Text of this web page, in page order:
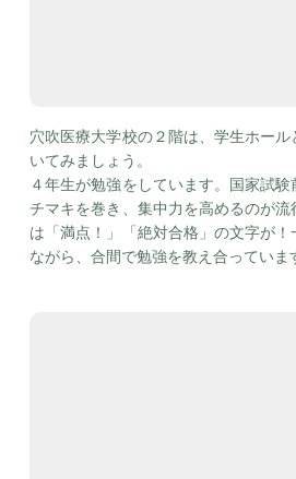
穴吹医療大学校の２階は、学生ホー
いてみましょう。
４年生が勉強をしています。国家試
チマキを巻き、集中力を高めるのが
は「満点！」「絶対合格」の文字が
ながら、合間で勉強を教え合っていま